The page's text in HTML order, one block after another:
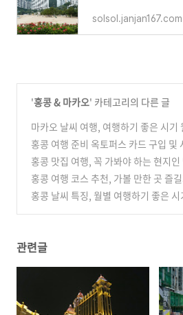
solsol.janjan167.com
'홍콩 & 마카오' 카테고리의 다른 글
마카오 날씨 여행, 여행하기 좋은 시기
림
(0)
홍콩 여행 준비 옥토퍼스 카드 구입 및
외 교통 패스
(0)
홍콩 맛집 여행, 꼭 가봐야 하는 현지
트 5 (0)
홍콩 여행 코스 추천, 가볼 만한 곳 즐
트 6 (0)
홍콩 날씨 특징, 월별 여행하기 좋은
관련글